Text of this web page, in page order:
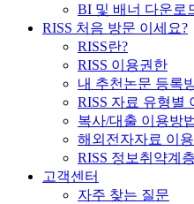
BI 및 배너 다운로
RISS 처음 방문 이세요?
RISS란?
RISS 이용권한
내 추천논문 등록
RISS 자료 유형별
복사/대출 이용방
해외전자자료 이
RISS 정보취약계
고객센터
자주 찾는 질문